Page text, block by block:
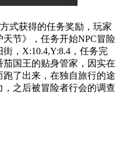
式获得的任务奖励，玩家
节》，任务开始NPC冒险
，X:10.4,Y:8.4，任务完
国王的贴身管家，因实在
了出来，在独自旅行的途
之后被冒险者行会的调查